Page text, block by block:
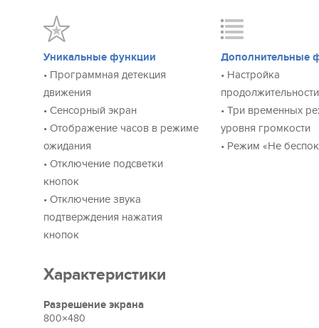
Уникальные функции
• Программная детекция
движения
• Сенсорный экран
• Отображение часов в режиме
ожидания
• Отключение подсветки
кнопок
• Отключение звука
подтверждения нажатия
кнопок
Дополнительные
• Настройка
• Три временных
уровня громкости
• Режим «Не
Характеристики
Разрешение экрана
800×480